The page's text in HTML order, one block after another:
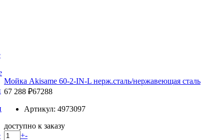
Мойка Akisame 60-2-IN-L нерж.сталь/нержавеющая сталь
67 288 ₽67288
Артикул: 4973097
доступно к заказу
+-